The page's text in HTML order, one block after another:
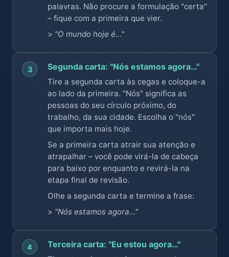
palavras. Não procure a formulação "certa"
– fique com a primeira que vier.
> "O mundo hoje é…"
3 Segunda carta: "Nós estamos agora…"
Tire a segunda carta às cegas e coloque-a
ao lado da primeira. "Nós" significa as
pessoas do seu círculo próximo, do
trabalho, da sua cidade. Escolha o "nós"
que importa mais hoje.
Se a primeira carta atrair sua atenção e
atrapalhar – você pode virá-la de cabeça
para baixo por enquanto e revirá-la na
etapa final de revisão.
Olhe a segunda carta e termine a frase:
> "Nós estamos agora…"
4 Terceira carta: "Eu estou agora…"